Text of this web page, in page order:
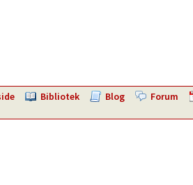
Bibliotek Blog Forum